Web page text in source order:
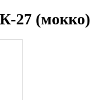
27 (мокко)